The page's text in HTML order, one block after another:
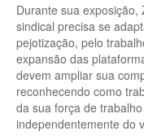
Durante sua
sindical precisa se
pejotização, pelo
expansão das
devem ampliar sua
reconhecendo como
da sua força de
independentemente do